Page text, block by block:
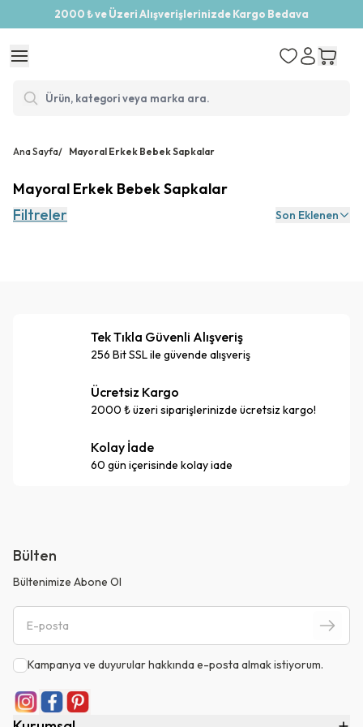
2000 ₺ ve Üzeri Alışverişlerinizde Kargo Bedava
Ana Sayfa/ Mayoral Erkek Bebek Sapkalar
Mayoral Erkek Bebek Sapkalar
Filtreler
Son Eklenen
Tek Tıkla Güvenli Alışveriş
256 Bit SSL ile güvende alışveriş
Ücretsiz Kargo
2000 ₺ üzeri siparişlerinizde ücretsiz kargo!
Kolay İade
60 gün içerisinde kolay iade
Bülten
Bültenimize Abone Ol
Kampanya ve duyurular hakkında e-posta almak istiyorum.